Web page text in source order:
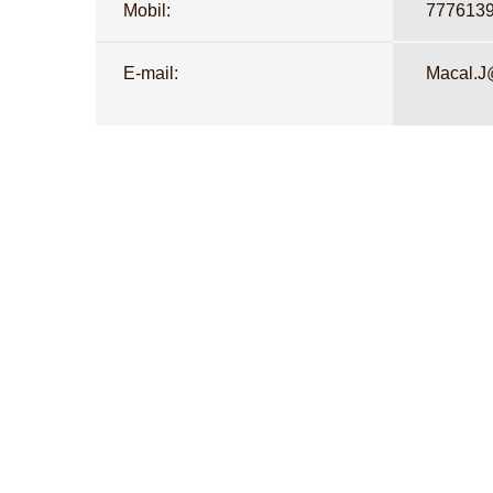
Mobil:
E-mail: